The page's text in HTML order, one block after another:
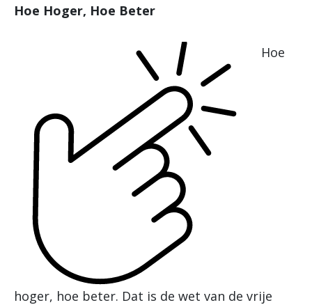
Hoe Hoger, Hoe Beter
Hoe
hoger, hoe beter. Dat is de wet van de vrije